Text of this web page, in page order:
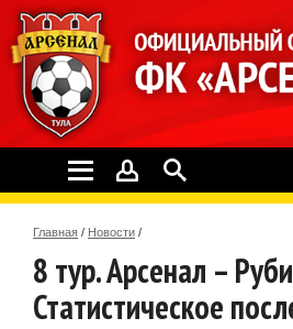
Главная / Новости /
8 тур. Арсенал –
Статистическое